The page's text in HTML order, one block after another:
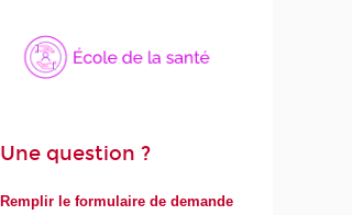
Une question ?
Remplir le formulaire de demande